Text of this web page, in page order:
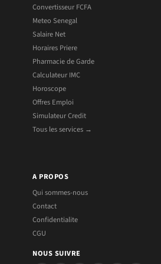
Convertisseur FCFA
Meteo Senegal
Salaire Net
Horaires Priere
Pharmacie de Garde
Calculateur IMC
Horoscope
Offres Emploi
Simulateur Credit
Tous les services →
A PROPOS
Qui sommes-nous
Contact
Confidentialite
CGU
NOUS SUIVRE